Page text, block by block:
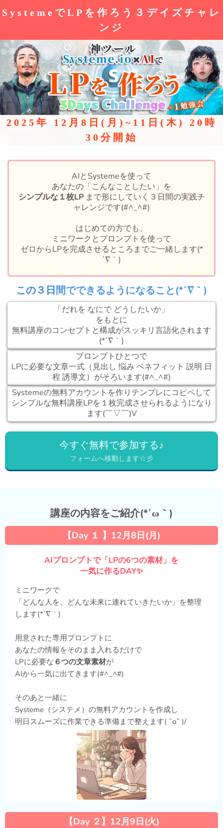
SystemeでLPを作ろう３デイズチャレ
ンジ
2025年 12月8日(月)~11日(木) 20時
30分開始
AIとSystemeを使って
あなたの「こんなことしたい」を
シンプルな１枚LPまで形にしていく３日間の実践チ
ャレンジです(#^_^#)
はじめての方でも、
ミニワークとプロンプトを使って
ゼロからLPを完成させるところまでご一緒します(*
´∇｀)
この３日間でできるようになること(*´∇｀)
「だれを なにで どうしたいか」
をもとに
無料講座のコンセプトと構成がスッキリ言語化されます
(*´∇｀)
プロンプトひとつで
LPに必要な文章一式（見出し 悩み ベネフィット 説明 日
程 誘導文）がそろいます(#^_^#)
Systemeの無料アカウントを作りテンプレにコピペして
シンプルな無料講座LPを１枚完成させられるようになり
ます(￣▽￣)V
今すぐ無料で参加する♪
フォームへ移動します☆彡
講座の内容をご紹介(*´ω｀)
【Day １ 】12月8日(月)
AIプロンプトで「LPの6つの素材」を
一気に作るDAY✨
ミニワークで
「どんな人を、どんな未来に連れていきたいか」を整理
します(*´∇｀)
用意された専用プロンプトに
あなたの情報をそのまま入れるだけで
LPに必要な ６つの文章素材が
AIから一気に出てきます(#^_^#)
そのあと一緒に
Systeme（システメ）の無料アカウントを作成し
明日スムーズに作業できる準備まで整えます( ˆoˆ )/
【Day ２】12月9日(火)